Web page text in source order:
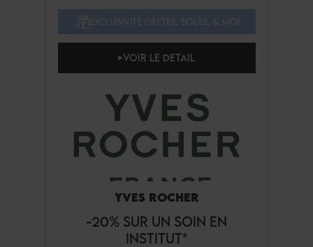
VOIR LE DETAIL
YVES ROCHER
-20% SUR UN SOIN EN
INSTITUT*